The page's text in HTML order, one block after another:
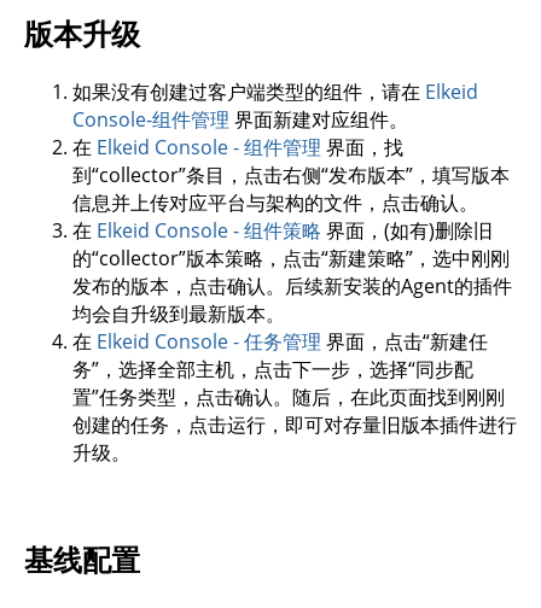
版本升级
如果没有创建过客户端类型的组件，请在 Elkeid
Console-组件管理 界面新建对应组件。
在 Elkeid Console - 组件管理 界面，找
到“collector”条目，点击右侧“发布版本”，填写版本
信息并上传对应平台与架构的文件，点击确认。
在 Elkeid Console - 组件策略 界面，(如有)删除旧
的“collector”版本策略，点击“新建策略”，选中刚刚
发布的版本，点击确认。后续新安装的Agent的插件
均会自升级到最新版本。
在 Elkeid Console - 任务管理 界面，点击“新建任
务”，选择全部主机，点击下一步，选择“同步配
置”任务类型，点击确认。随后，在此页面找到刚刚
创建的任务，点击运行，即可对存量旧版本插件进行
升级。
基线配置